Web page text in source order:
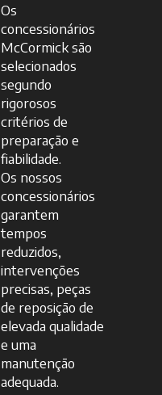
Os
concessionários
McCormick são
selecionados
segundo
rigorosos
critérios de
preparação e
fiabilidade.
Os nossos
concessionários
garantem
tempos
reduzidos,
intervenções
precisas, peças
de reposição de
elevada qualidade
e uma
manutenção
adequada.